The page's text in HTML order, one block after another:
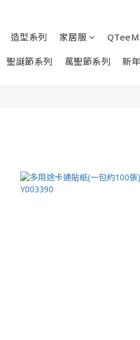
造型系列 家居服
聖誕節系列 萬聖節系列 新